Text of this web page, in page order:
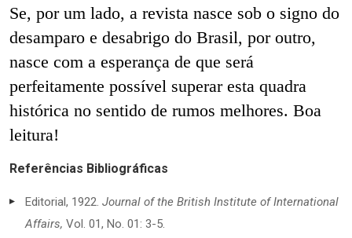
Se, por um lado, a revista nasce sob o signo do
desamparo e desabrigo do Brasil, por outro,
nasce com a esperança de que será
perfeitamente possível superar esta quadra
histórica no sentido de rumos melhores. Boa
leitura!
Referências Bibliográficas
Editorial, 1922. Journal of the British Institute of International
Affairs, Vol. 01, No. 01: 3-5.